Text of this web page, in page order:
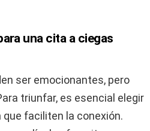
una cita a ciegas
ser emocionantes, pero
triunfar, es esencial elegir
faciliten la conexión.